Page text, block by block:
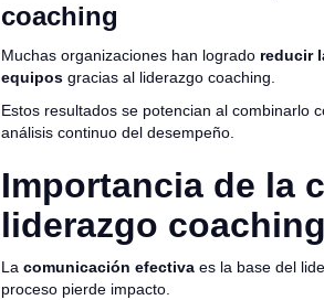
coaching
Muchas organizaciones han logrado reducir
equipos gracias al liderazgo coaching.
Estos resultados se potencian al combinarlo
análisis continuo del desempeño.
Importancia de la
liderazgo coaching
La comunicación efectiva es la base del
proceso pierde impacto.